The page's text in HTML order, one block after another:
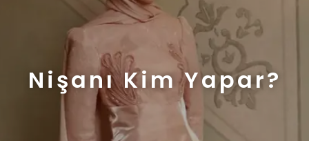
Nişanı Kim Yapar?